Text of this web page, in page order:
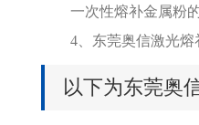
一次性熔补金属粉的
4、东莞奥信激光熔补
以下为东莞奥